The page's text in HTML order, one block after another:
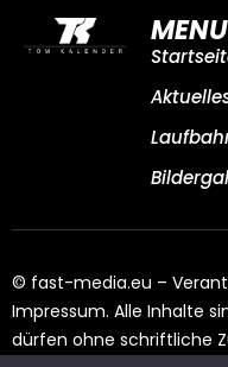
MENU
© fast-media.eu –
Impressum. Alle Inhalte
dürfen ohne schriftliche